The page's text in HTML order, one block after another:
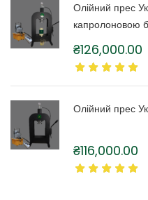
Олійний прес
капролоновою
₴126,000.00
Олійний прес
₴116,000.00